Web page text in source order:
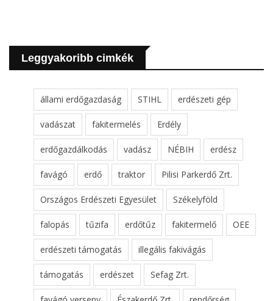
Leggyakoribb cimkék
állami erdőgazdaság STIHL erdészeti gép
vadászat fakitermelés Erdély
erdőgazdálkodás vadász NÉBIH erdész
favágó erdő traktor Pilisi Parkerdő Zrt.
Országos Erdészeti Egyesület Székelyföld
falopás tűzifa erdőtűz fakitermelő OEE
erdészeti támogatás illegális fakivágás
támogatás erdészet Sefag Zrt.